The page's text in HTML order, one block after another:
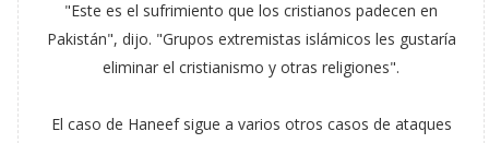
"Este es el sufrimiento que los cristianos padecen en
Pakistán", dijo. "Grupos extremistas islámicos les gustaría
eliminar el cristianismo y otras religiones".
El caso de Haneef sigue a varios otros casos de ataques